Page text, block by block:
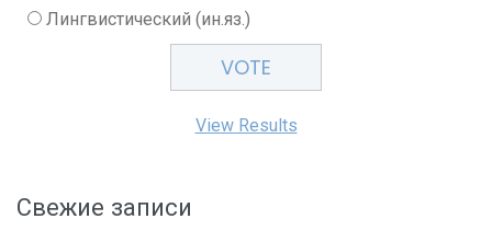
Лингвистический (ин.яз.)
View Results
Свежие записи